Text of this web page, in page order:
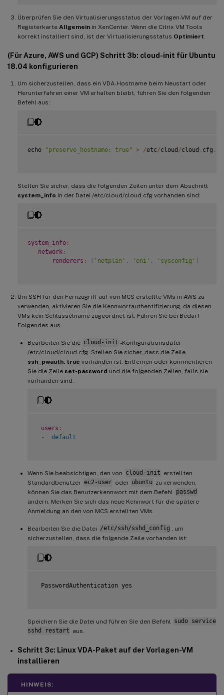
Überprüfen Sie den Virtualisierungsstatus der Vorlagen-VM auf der
Registerkarte Allgemein in XenCenter. Wenn die Citrix VM Tools
korrekt installiert sind, ist der Virtualisierungsstatus Optimiert
(Für Azure, AWS und GCP) Schritt 3b: cloud-init für Ubuntu
18.04 konfigurieren
Um sicherzustellen, dass ein VDA-Hostname beim Neustart oder
Herunterfahren einer VM erhalten bleibt, führen Sie den folgenden
Befehl aus:
echo "preserve_hostname: true" > /etc/cloud /cloud . cfg .
Stellen Sie sicher, dass die folgenden Zeilen unter dem Abschnitt
system_info in der Datei /etc/cloud/cloud.cfg vorhanden sind:
system_info :
network :
renderers : [ 'netplan' , 'eni' , 'sysconfig' ]
Um SSH für den Fernzugriff auf von MCS erstellte VMs in AWS zu
verwenden, aktivieren Sie die Kennwortauthentifizierung, da diesen
VMs kein Schlüsselname zugeordnet ist. Führen Sie bei Bedarf
Folgendes aus.
Bearbeiten Sie die cloud-init -Konfigurationsdatei
/etc/cloud/cloud.cfg. Stellen Sie sicher, dass die Zeile
ssh_pwauth: true vorhanden ist. Entfernen oder kommentieren
Sie die Zeile set-password und die folgenden Zeilen, falls sie
vorhanden sind.
users :
-
default
Wenn Sie beabsichtigen, den von cloud-init erstellten
Standardbenutzer ec2-user oder ubuntu zu verwenden,
können Sie das Benutzerkennwort mit dem Befehl
passwd
ändern. Merken Sie sich das neue Kennwort für die spätere
Anmeldung an den von MCS erstellten VMs.
Bearbeiten Sie die Datei /etc/ssh/sshd_config
, um
sicherzustellen, dass die folgende Zeile vorhanden ist:
PasswordAuthentication yes
Speichern Sie die Datei und führen Sie den Befehl
sudo service
sshd restart aus.
Schritt 3c: Linux VDA-Paket auf der Vorlagen-VM
installieren
HINWEIS: